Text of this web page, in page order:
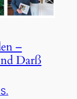
–
Darß